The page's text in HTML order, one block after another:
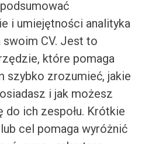
i umiejętności analityka
swoim CV. Jest to
które pomaga
szybko zrozumieć, jakie
i jak możesz
do ich zespołu. Krótkie
cel pomaga wyróżnić